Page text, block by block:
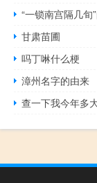
“一锁南宫隔几旬
甘肃苗圃
吗丁啉什么梗
漳州名字的由来
查一下我今年多